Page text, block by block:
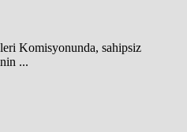
Komisyonunda, sahipsiz
...